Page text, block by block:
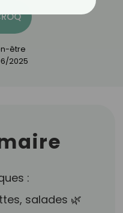
être
2025
:
salades 🌿